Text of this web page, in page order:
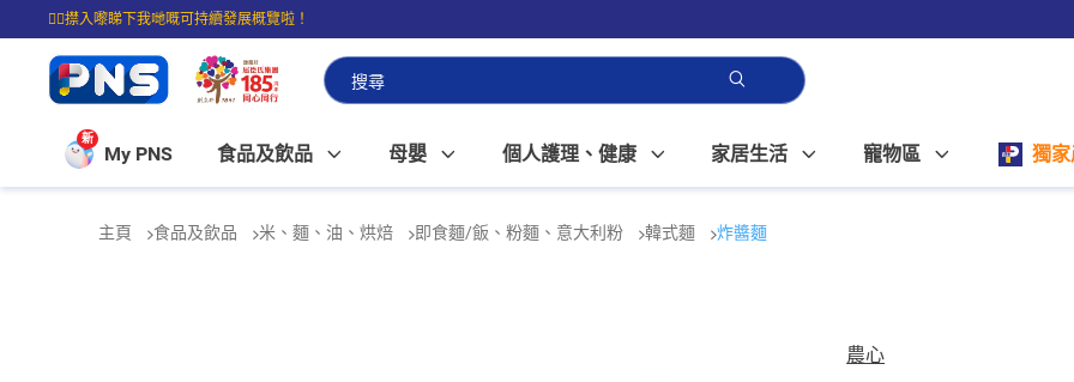
☝🏼㩒入嚟睇下我哋嘅可持續發展概覽啦！
⭐購物滿$399即享免費送貨；滿$100即可免費店取。
新
My PNS 食品及飲品 母嬰 個人護理、健康 家居生活 寵物區 獨
主頁 食品及飲品 米、麵、油、烘焙 即食麵/飯、粉麵、意大利粉 韓式麵 炸醬麵
農心